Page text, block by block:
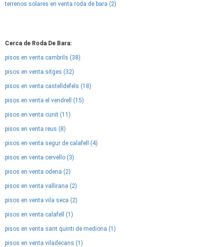
terrenos solares en venta roda de bara (2)
Cerca de Roda De Bara:
pisos en venta cambrils (38)
pisos en venta sitges (32)
pisos en venta castelldefels (18)
pisos en venta el vendrell (15)
pisos en venta cunit (11)
pisos en venta reus (8)
pisos en venta segur de calafell (4)
pisos en venta cervello (3)
pisos en venta odena (2)
pisos en venta vallirana (2)
pisos en venta vila seca (2)
pisos en venta calafell (1)
pisos en venta sant quinti de mediona (1)
pisos en venta viladecans (1)